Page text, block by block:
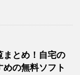
まとめ！自宅の
めの無料ソフト